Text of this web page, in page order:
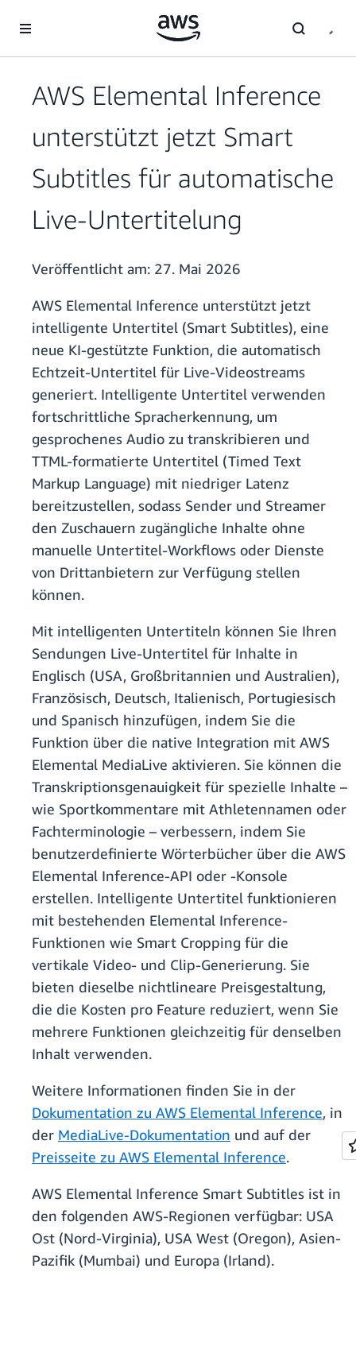
Überspringen zum Hauptinhalt
AWS Elemental Inference
unterstützt jetzt Smart
Subtitles für automatische
Live-Untertitelung
Veröffentlicht am: 27. Mai 2026
AWS Elemental Inference unterstützt jetzt
intelligente Untertitel (Smart Subtitles), eine
neue KI-gestützte Funktion, die automatisch
Echtzeit-Untertitel für Live-Videostreams
generiert. Intelligente Untertitel verwenden
fortschrittliche Spracherkennung, um
gesprochenes Audio zu transkribieren und
TTML-formatierte Untertitel (Timed Text
Markup Language) mit niedriger Latenz
bereitzustellen, sodass Sender und Streamer
den Zuschauern zugängliche Inhalte ohne
manuelle Untertitel-Workflows oder Dienste
von Drittanbietern zur Verfügung stellen
können.
Mit intelligenten Untertiteln können Sie Ihren
Sendungen Live-Untertitel für Inhalte in
Englisch (USA, Großbritannien und Australien),
Französisch, Deutsch, Italienisch, Portugiesisch
und Spanisch hinzufügen, indem Sie die
Funktion über die native Integration mit AWS
Elemental MediaLive aktivieren. Sie können die
Transkriptionsgenauigkeit für spezielle Inhalte –
wie Sportkommentare mit Athletennamen oder
Fachterminologie – verbessern, indem Sie
benutzerdefinierte Wörterbücher über die AWS
Elemental Inference-API oder -Konsole
erstellen. Intelligente Untertitel funktionieren
mit bestehenden Elemental Inference-
Funktionen wie Smart Cropping für die
vertikale Video- und Clip-Generierung. Sie
bieten dieselbe nichtlineare Preisgestaltung,
die die Kosten pro Feature reduziert, wenn Sie
mehrere Funktionen gleichzeitig für denselben
Inhalt verwenden.
Weitere Informationen finden Sie in der
Dokumentation zu AWS Elemental Inference, in
der MediaLive-Dokumentation und auf der
Preisseite zu AWS Elemental Inference.
AWS Elemental Inference Smart Subtitles ist in
den folgenden AWS-Regionen verfügbar: USA
Ost (Nord-Virginia), USA West (Oregon), Asien-
Pazifik (Mumbai) und Europa (Irland).